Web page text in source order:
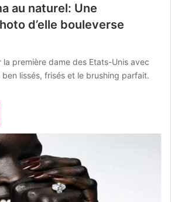
au naturel: Une
d’elle bouleverse
la première dame des Etats-Unis avec
lissés, frisés et le brushing parfait.